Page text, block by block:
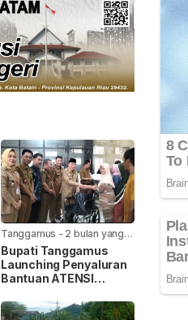
Tanggamus - 2 bulan yang
lalu
Bupati Tanggamus
Launching Penyaluran
Bantuan ATENSI
Penerima Manfaat